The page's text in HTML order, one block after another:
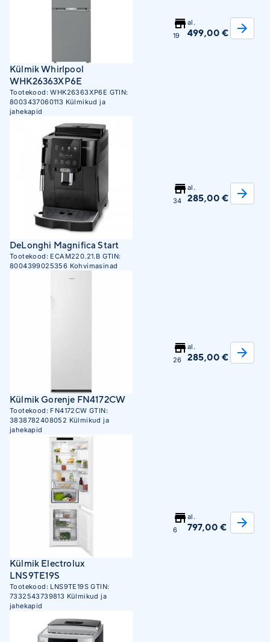
Külmik Whirlpool
WHK26363XP6E
Tootekood:WHK26363XP6E GTIN:
8003437060113 Külmikud ja
jahekapid
19
al.
499,00 €
DeLonghi Magnifica Start
Tootekood: ECAM220.21.B GTIN:
8004399025356 Kohvimasinad
34
al.
285,00 €
Külmik Gorenje FN4172CW
Tootekood: FN4172CW GTIN:
3838782408052 Külmikud ja
jahekapid
26
al.
285,00 €
Külmik Electrolux
LNS9TE19S
Tootekood: LNS9TE19S GTIN:
7332543739813 Külmikud ja
jahekapid
6
al.
797,00 €